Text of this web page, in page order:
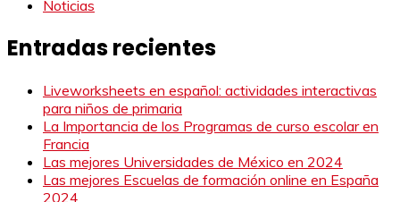
Noticias
Entradas recientes
Liveworksheets en español: actividades interactivas
para niños de primaria
La Importancia de los Programas de curso escolar en
Francia
Las mejores Universidades de México en 2024
Las mejores Escuelas de formación online en España
2024